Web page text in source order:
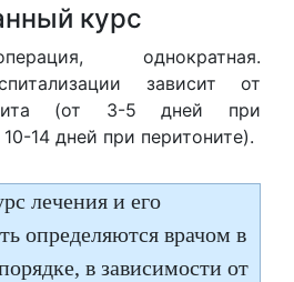
курс
однократная.
зависит от
(от 3-5 дней при
14 дней при перитоните).
лечения и его
определяются врачом в
в зависимости от